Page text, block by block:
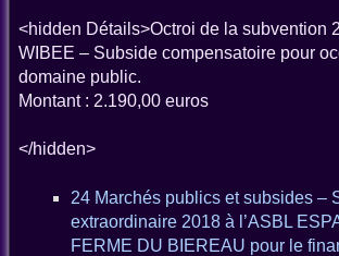
<hidden Détails>Octroi de la subvention
WIBEE – Subside compensatoire pour
domaine public.
Montant : 2.190,00 euros
</hidden>
24 Marchés publics et subsides –
extraordinaire 2018 à l’ASBL
FERME DU BIEREAU pour le